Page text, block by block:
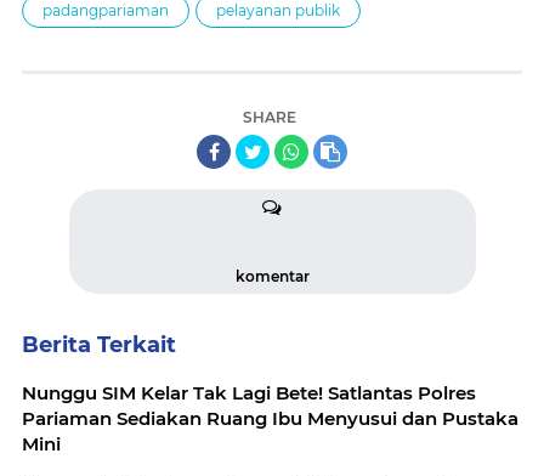
padangpariaman pelayanan publik
SHARE
komentar
Berita Terkait
Nunggu SIM Kelar Tak Lagi Bete! Satlantas Polres
Pariaman Sediakan Ruang Ibu Menyusui dan Pustaka
Mini